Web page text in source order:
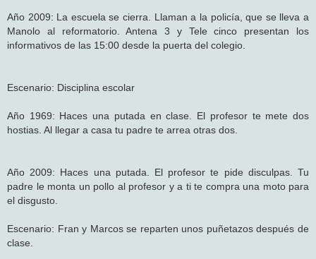
Año 2009: La escuela se cierra. Llaman a la policía, que se lleva a
Manolo al reformatorio. Antena 3 y Tele cinco presentan los
informativos de las 15:00 desde la puerta del colegio.
Escenario: Disciplina escolar
Año 1969: Haces una putada en clase. El profesor te mete dos
hostias. Al llegar a casa tu padre te arrea otras dos.
Año 2009: Haces una putada. El profesor te pide disculpas. Tu
padre le monta un pollo al profesor y a ti te compra una moto para
el disgusto.
Escenario: Fran y Marcos se reparten unos puñetazos después de
clase.